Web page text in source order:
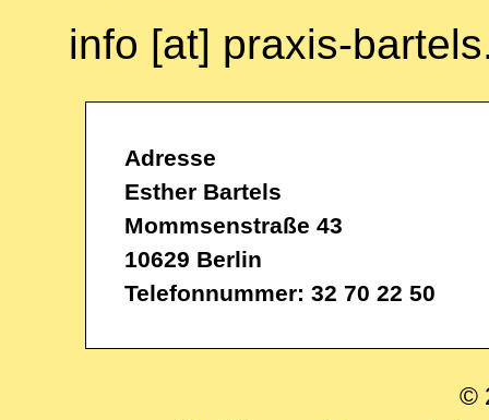
info [at] praxis-
Adresse
Esther Bartels
Mommsenstraße 43
10629 Berlin
Telefonnummer: 32 70 22 50
©